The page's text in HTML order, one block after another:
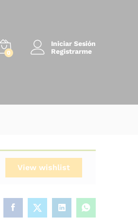
0
Iniciar Sesión
Registrarme
View wishlist